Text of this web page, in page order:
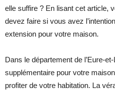
elle suffire ? En lisant cet article,
devez faire si vous avez
extension pour votre maison.
Dans le département de l’Eure-
supplémentaire pour votre
profiter de votre habitation. La